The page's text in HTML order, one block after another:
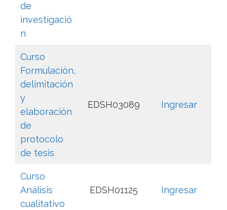
de
investigació
n
Curso
Formulación,
delimitación
y
elaboración
de
protocolo
de tesis
EDSH03089 Ingresar
Curso
Análisis
cualitativo
EDSH01125 Ingresar